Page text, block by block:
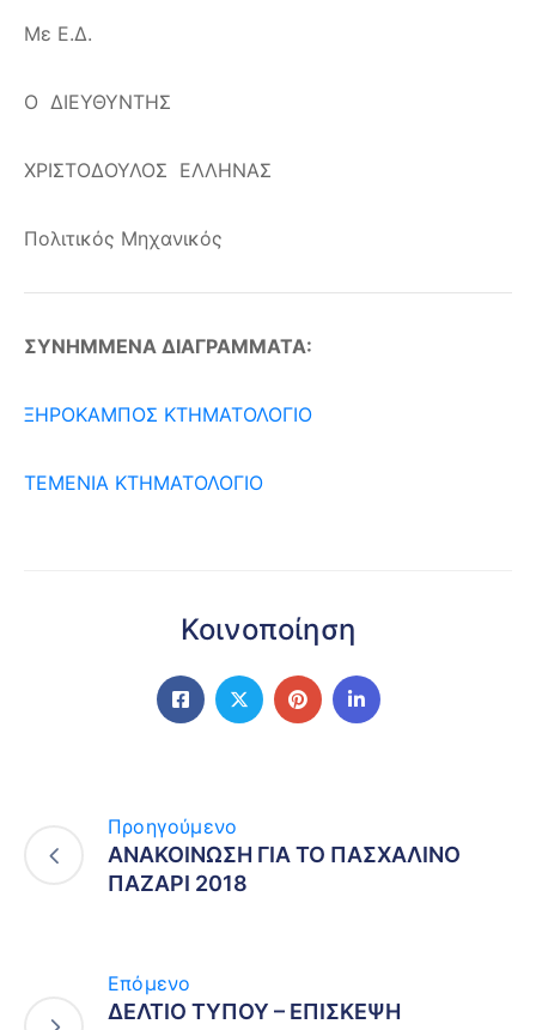
Με Ε.Δ.
Ο ΔΙΕΥΘΥΝΤΗΣ
ΧΡΙΣΤΟΔΟΥΛΟΣ ΕΛΛΗΝΑΣ
Πολιτικός Μηχανικός
ΣΥΝΗΜΜΕΝΑ ΔΙΑΓΡΑΜΜΑΤΑ:
ΞΗΡΟΚΑΜΠΟΣ ΚΤΗΜΑΤΟΛΟΓΙΟ
ΤΕΜΕΝΙΑ ΚΤΗΜΑΤΟΛΟΓΙΟ
Κοινοποίηση
Προηγούμενο
ΑΝΑΚΟΙΝΩΣΗ ΓΙΑ ΤΟ ΠΑΣΧΑΛΙΝΟ
ΠΑΖΑΡΙ 2018
Επόμενο
ΔΕΛΤΙΟ ΤΥΠΟΥ – ΕΠΙΣΚΕΨΗ